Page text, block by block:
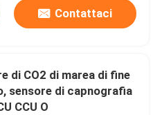
Contattaci
di CO2 di marea di fine
sensore di capnografia
CCU O